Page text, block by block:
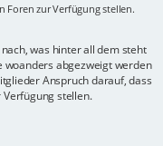
Foren zur Verfügung stellen.
was hinter all dem steht
woanders abgezweigt werden
Anspruch darauf, dass
stellen.